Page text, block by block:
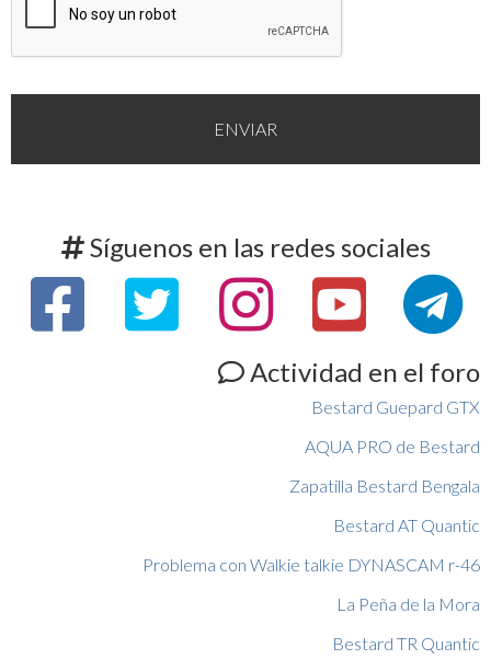
Síguenos en las redes sociales
Actividad en el foro
Bestard Guepard GTX
AQUA PRO de Bestard
Zapatilla Bestard Bengala
Bestard AT Quantic
Problema con Walkie talkie DYNASCAM r-46
La Peña de la Mora
Bestard TR Quantic